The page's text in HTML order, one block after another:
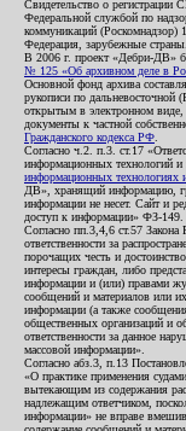
Свидетельство о
Федеральной службой по
коммуникаций (Роскомнадзор)
Федерация, зарубежные страны.
В 2006 г. проект «Дебри-ДВ»
№ 125 «Об архивном деле в
Основной фонд архива
рукописи по дальневосточной
открытым в электронном виде,
документы к частной
Гражданского кодекса РФ
Согласно ч.2. п.3. ст.17
информационных технологий
информационных
ДВ», хранящий информацию,
информации не несет. Сайт и
доступ к информации» ФЗ-149.
Согласно пп.3,4,6 ст.57
ответственности за
порочащих честь и
интересы граждан, либо
информации и (или) правами
сообщений и материалов или
информации (а также
общественных организаций и
ответственности за данное
массовой информации».
Согласно абз.3, п.13
«О практике применения
вытекающим из содержания
надлежащим ответчиком,
информации» не вправе